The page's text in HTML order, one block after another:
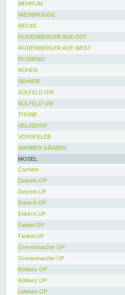
MEHRUM
NIENBRÜGGE
RECKE
RODENBERGER AUE-OST
RODENBERGER AUE-WEST
RUSBEND
RÜHEN
SEHNDE
SÜLFELD OW
SÜLFELD UW
THUNE
VELSDORF
VORSFELDE
WARBER GRABEN
MOSEL
Cochem
Detzem OP
Detzem UP
Enkirch OP
Enkirch UP
Fankel OP
Fankel UP
Grevenmacher OP
Grevenmacher UP
Koblenz OP
Koblenz UP
Lehmen OP